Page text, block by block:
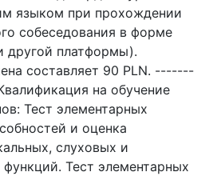
языком при прохождении
собеседования в форме
другой платформы).
составляет 90 PLN. -------
на обучение
Тест элементарных
и оценка
слуховых и
Тест элементарных